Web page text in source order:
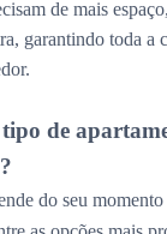
de mais
garantindo toda a
de
do seu